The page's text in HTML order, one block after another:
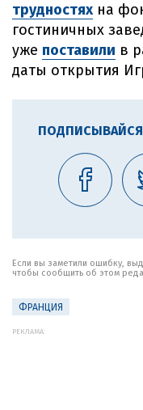
трудностяхна
гостиничных
уже поставили в
даты открытия
Если вы заметили ошибку,
чтобы сообщить об этом
ФРАНЦИЯ
РЕКЛАМА: